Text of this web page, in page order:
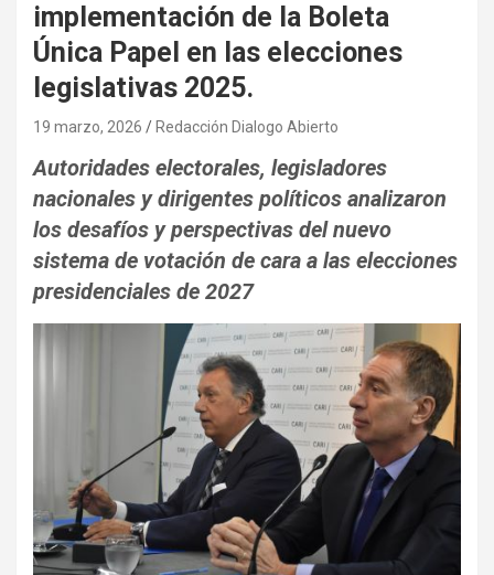
implementación de la Boleta
Única Papel en las elecciones
legislativas 2025.
19 marzo, 2026 Redacción Dialogo Abierto
Autoridades electorales, legisladores
nacionales y dirigentes políticos analizaron
los desafíos y perspectivas del nuevo
sistema de votación de cara a las elecciones
presidenciales de 2027